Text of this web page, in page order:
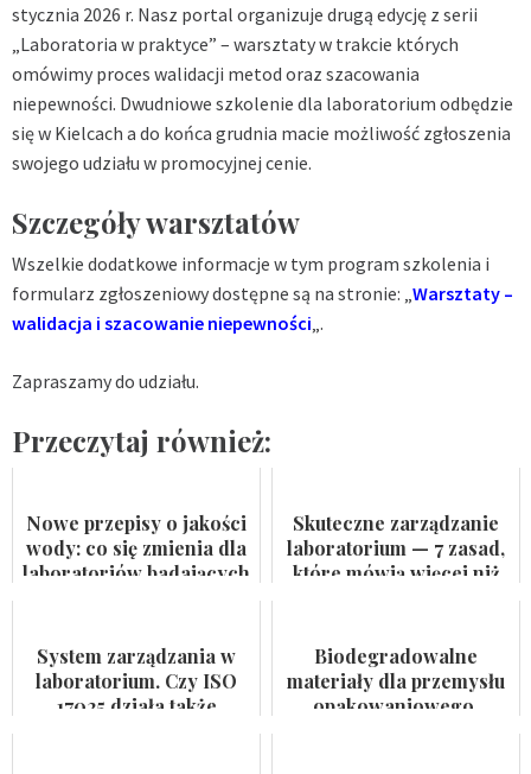
stycznia 2026 r. Nasz portal organizuje drugą edycję z serii
„Laboratoria w praktyce” – warsztaty w trakcie których
omówimy proces walidacji metod oraz szacowania
niepewności. Dwudniowe szkolenie dla laboratorium odbędzie
się w Kielcach a do końca grudnia macie możliwość zgłoszenia
swojego udziału w promocyjnej cenie.
Szczegóły warsztatów
Wszelkie dodatkowe informacje w tym program szkolenia i
formularz zgłoszeniowy dostępne są na stronie: „ Warsztaty –
walidacja i szacowanie niepewności „.
Zapraszamy do udziału.
Przeczytaj również:
Nowe przepisy o jakości
wody: co się zmienia dla
laboratoriów badających
Skuteczne zarządzanie
laboratorium — 7 zasad,
które mówią więcej niż
System zarządzania w
laboratorium. Czy ISO
17025 działa także
Biodegradowalne
materiały dla przemysłu
opakowaniowego.